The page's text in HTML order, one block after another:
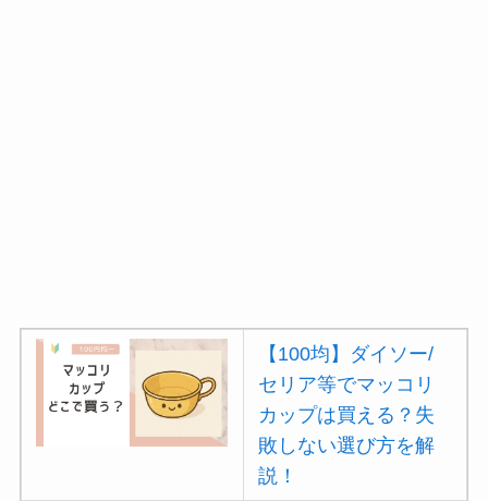
【100均】ダイソー/
セリア等でマッコリ
カップは買える？失
敗しない選び方を解
説！